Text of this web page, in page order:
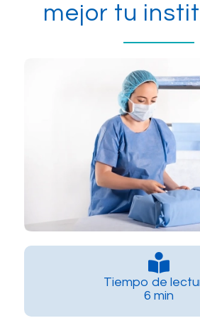
mejor tu
Tiempo de
6 min